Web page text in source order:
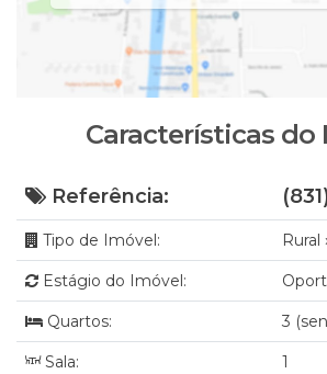
Características do
Referência:
Tipo de Imóvel: Rural
Estágio do Imóvel:
Quartos: 3
Sala: 1